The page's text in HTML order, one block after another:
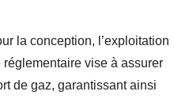
la conception, l’exploitation
réglementaire vise à assurer
de gaz, garantissant ainsi